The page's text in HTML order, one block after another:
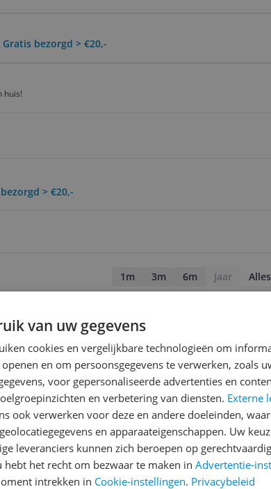
bezorgd > €20,-
huis!
> €20,-
1m 3m 6m Jaar Alles
van uw gegevens
cookies en vergelijkbare technologieën om
en om persoonsgegevens te verwerken, zoals
voor gepersonaliseerde advertenties en
en verbetering van diensten. Externe
ook verwerken voor deze en andere doeleinden,
en apparaateigenschappen. Uw
leveranciers kunnen zich beroepen op
het recht om bezwaar te maken in Advertentie-
intrekken in Cookie-instellingen. Privacybeleid